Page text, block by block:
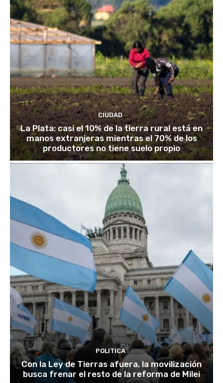
CIUDAD
La Plata: casi el 10% de la tierra rural está en
manos extranjeras mientras el 70% de los
productores no tiene suelo propio
POLITICA
Con la Ley de Tierras afuera, la movilización
busca frenar el resto de la reforma de Milei